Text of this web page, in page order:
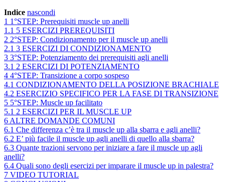
Indice nascondi
1 1°STEP: Prerequisiti muscle up anelli
1.1 5 ESERCIZI PREREQUISITI
2 2°STEP: Condizionamento per il muscle up anelli
2.1 3 ESERCIZI DI CONDIZIONAMENTO
3 3°STEP: Potenziamento dei prerequisiti agli anelli
3.1 2 ESERCIZI DI POTENZIAMENTO
4 4°STEP: Transizione a corpo sospeso
4.1 CONDIZIONAMENTO DELLA POSIZIONE BRACHIALE
4.2 ESERCIZIO SPECIFICO PER LA FASE DI TRANSIZIONE
5 5°STEP: Muscle up facilitato
5.1 2 ESERCIZI PER IL MUSCLE UP
6 ALTRE DOMANDE COMUNI
6.1 Che differenza c’è tra il muscle up alla sbarra e agli anelli?
6.2 E’ più facile il muscle up agli anelli di quello alla sbarra?
6.3 Quante trazioni servono per iniziare a fare il muscle up agli
anelli?
6.4 Quali sono degli esercizi per imparare il muscle up in palestra?
7 VIDEO TUTORIAL